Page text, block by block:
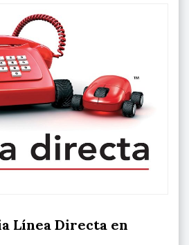
Línea Directa en